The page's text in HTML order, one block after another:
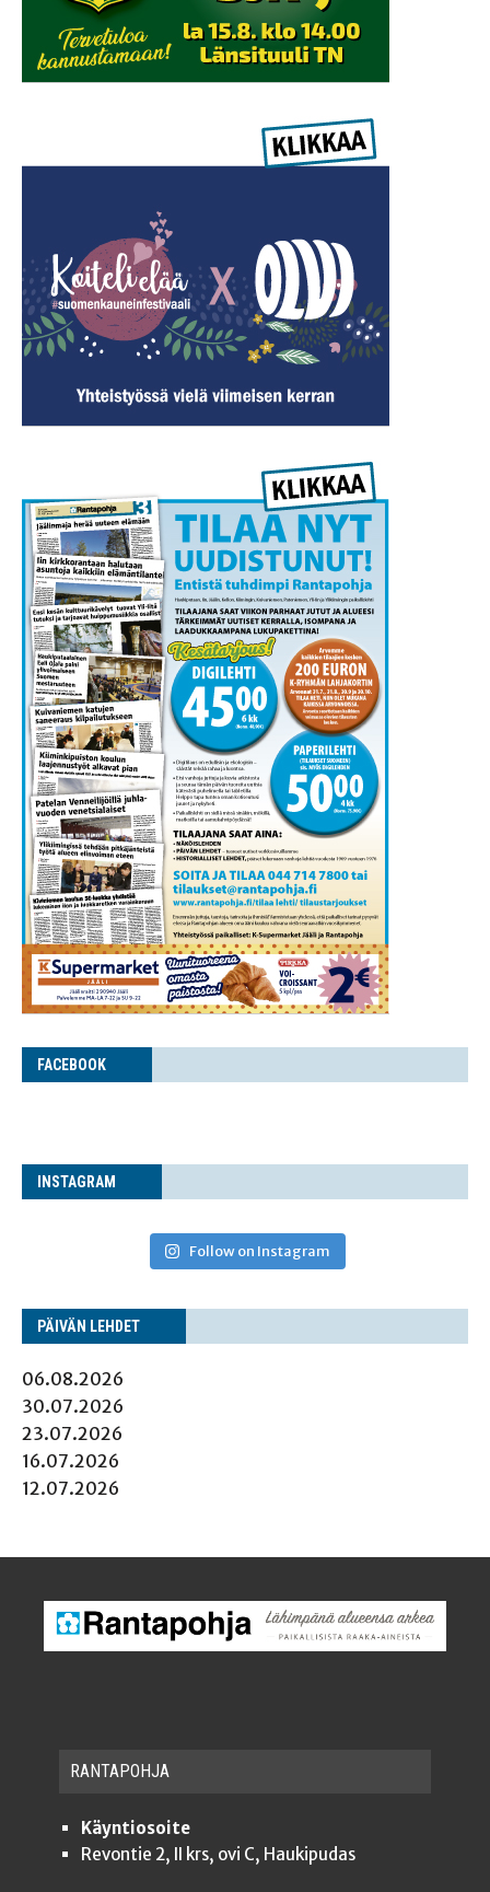
FACE­BOOK
INS­TA­GRAM
Follow on Instagram
PÄI­VÄN LEHDET
06.08.2026
30.07.2026
23.07.2026
16.07.2026
12.07.2026
RAN­TA­POH­JA
Käyntiosoite
Revontie 2, II krs, ovi C, Haukipudas